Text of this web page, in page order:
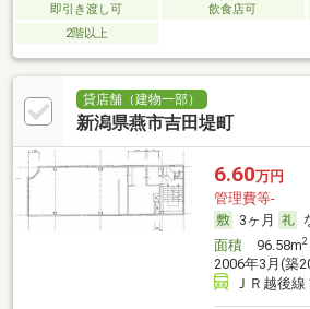
即引き渡し可 飲食店可
2階以上
貸店舗（建物一部）
新潟県燕市吉田堤町
6.60万円
管理費等-
3ヶ月
面積96.58m2
2006年3月(築
ＪＲ越後